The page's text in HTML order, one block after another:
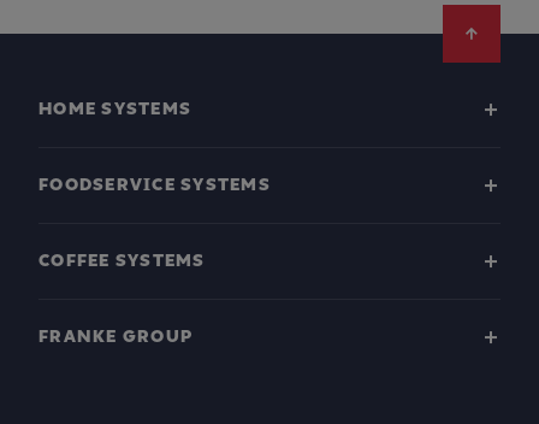
HOME SYSTEMS
FOODSERVICE SYSTEMS
COFFEE SYSTEMS
FRANKE GROUP